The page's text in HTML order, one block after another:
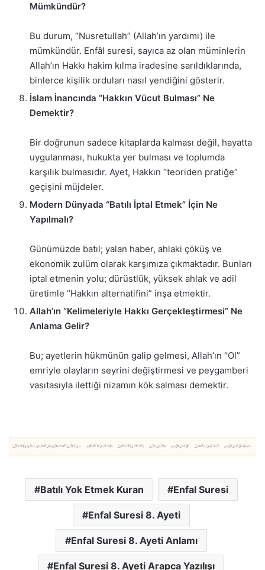
Mümkündür?
Bu durum, “Nusretullah” (Allah’ın yardımı) ile
mümkündür. Enfâl suresi, sayıca az olan müminlerin
Allah’ın Hakkı hakim kılma iradesine sarıldıklarında,
binlerce kişilik orduları nasıl yendiğini gösterir.
İslam İnancında “Hakkın Vücut Bulması” Ne
Demektir?
Bir doğrunun sadece kitaplarda kalması değil, hayatta
uygulanması, hukukta yer bulması ve toplumda
karşılık bulmasıdır. Ayet, Hakkın “teoriden pratiğe”
geçişini müjdeler.
Modern Dünyada “Batılı İptal Etmek” İçin Ne
Yapılmalı?
Günümüzde batıl; yalan haber, ahlaki çöküş ve
ekonomik zulüm olarak karşımıza çıkmaktadır. Bunları
iptal etmenin yolu; dürüstlük, yüksek ahlak ve adil
üretimle “Hakkın alternatifini” inşa etmektir.
Allah’ın “Kelimeleriyle Hakkı Gerçekleştirmesi” Ne
Anlama Gelir?
Bu; ayetlerin hükmünün galip gelmesi, Allah’ın “Ol”
emriyle olayların seyrini değiştirmesi ve peygamberi
vasıtasıyla ilettiği nizamın kök salması demektir.
Batılı Yok Etmek Kuran Enfal Suresi
Enfal Suresi 8. Ayeti
Enfal Suresi 8. Ayeti Anlamı
Enfal Suresi 8. Ayeti Arapca Yazılışı